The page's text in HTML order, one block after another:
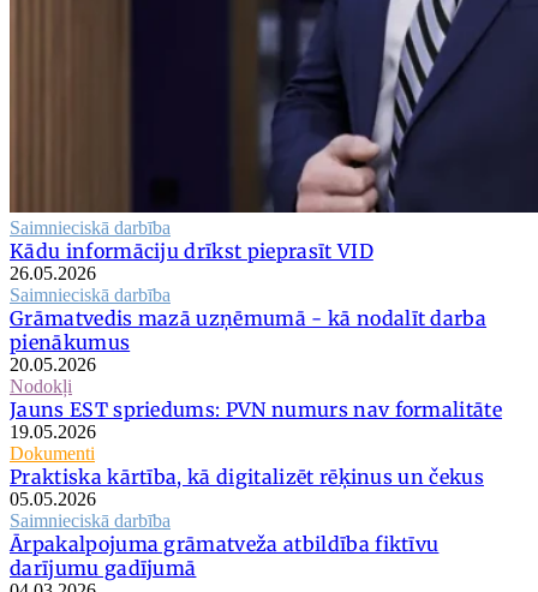
Saimnieciskā darbība
Kādu informāciju drīkst pieprasīt VID
26.05.2026
Saimnieciskā darbība
Grāmatvedis mazā uzņēmumā - kā nodalīt darba
pienākumus
20.05.2026
Nodokļi
Jauns EST spriedums: PVN numurs nav formalitāte
19.05.2026
Dokumenti
Praktiska kārtība, kā digitalizēt rēķinus un čekus
05.05.2026
Saimnieciskā darbība
Ārpakalpojuma grāmatveža atbildība fiktīvu
darījumu gadījumā